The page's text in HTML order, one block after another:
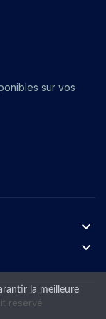
sur vos
keyboard_arrow_down
keyboard_arrow_down
reservé
la meilleure